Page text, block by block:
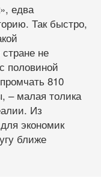
едва
Так быстро,
не
половиной
810
– малая толика
Из
экономик
ближе